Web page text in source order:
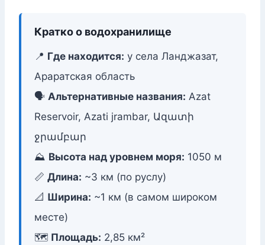
Кратко о водохранилище
📍 Где находится: у села Ланджазат,
Араратская область
🗣️ Альтернативные названия: Azat
Reservoir, Azati jrambar, Ազատի
ջրամբար
⛰️ Высота над уровнем моря: 1050 м
📏 Длина: ~3 км (по руслу)
📐 Ширина: ~1 км (в самом широком
месте)
🗺️ Площадь: 2,85 км²